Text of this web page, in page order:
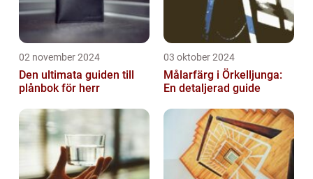
02 november 2024
Den ultimata guiden till
plånbok för herr
03 oktober 2024
Målarfärg i Örkelljunga:
En detaljerad guide